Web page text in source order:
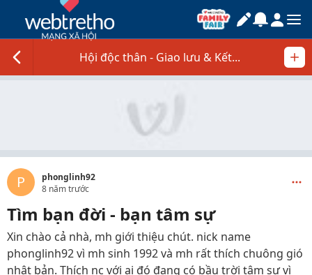
Hội độc thân - Giao lưu & Kết...
P
phonglinh92
8 năm trước
Tìm bạn đời - bạn tâm sự
Xin chào cả nhà, mh giới thiệu chút. nick name
phonglinh92 vì mh sinh 1992 và mh rất thích chuông gió
nhật bản. Thích nc với ai đó đang có bầu trời tâm sự vì